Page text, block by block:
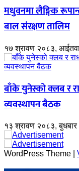
मधुवनमा लैङ्गिक
बाल संरक्षण तालिम
१७ श्रावण २०८३,
बाँके युनेस्को क्लब र
व्यवस्थापन बैठक
१३ श्रावण २०८३,
WordPress Theme |